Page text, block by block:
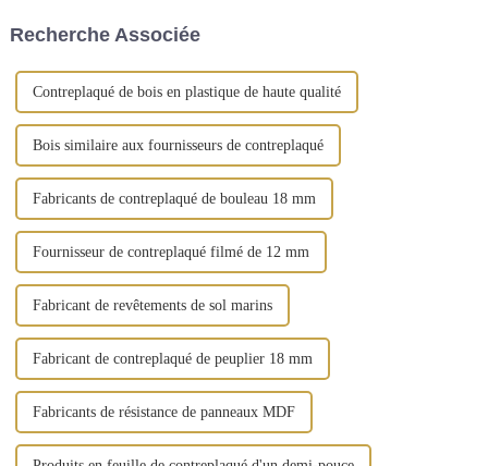
comme un...
Recherche Associée
Contreplaqué de bois en plastique de haute qualité
Bois similaire aux fournisseurs de contreplaqué
Fabricants de contreplaqué de bouleau 18 mm
Fournisseur de contreplaqué filmé de 12 mm
Fabricant de revêtements de sol marins
Fabricant de contreplaqué de peuplier 18 mm
Fabricants de résistance de panneaux MDF